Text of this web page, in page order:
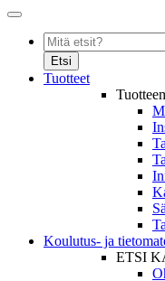
Etsi
Tuotteet
Koulutus- ja
ETSI